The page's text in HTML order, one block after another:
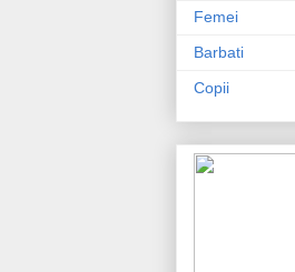
Femei
Barbati
Copii